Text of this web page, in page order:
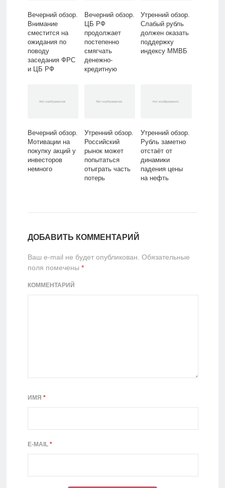
Вечерний обзор.
Внимание
сместится на
ожидания по
поводу
заседания ФРС
и ЦБ РФ
Вечерний обзор.
ЦБ РФ
продолжает
постепенно
смягчать
денежно-
кредитную
Утренний обзор.
Слабый рубль
должен оказать
поддержку
индексу ММВБ
Вечерний обзор.
Мотивации на
покупку акций у
инвесторов
немного
Утренний обзор.
Российский
рынок может
попытаться
отыграть часть
потерь
Утренний обзор.
Рубль заметно
отстаёт от
динамики
падения цены
на нефть
ДОБАВИТЬ КОММЕНТАРИЙ
Ваш e-mail не будет опубликован. Обязательные
поля помечены *
КОММЕНТАРИЙ
ИМЯ *
E-MAIL *